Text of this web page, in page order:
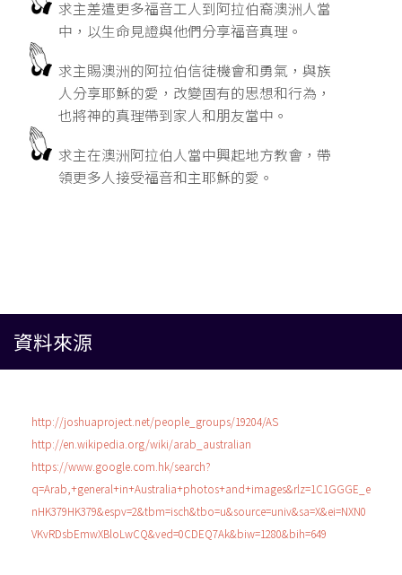
求主差遣更多福音工人到阿拉伯裔澳洲人當
中，以生命見證與他們分享福音真理。
求主賜澳洲的阿拉伯信徒機會和勇氣，與族
人分享耶穌的愛，改變固有的思想和行為，
也將神的真理帶到家人和朋友當中。
求主在澳洲阿拉伯人當中興起地方教會，帶
領更多人接受福音和主耶穌的愛。
資料來源
http://joshuaproject.net/people_groups/19204/AS
http://en.wikipedia.org/wiki/arab_australian
https://www.google.com.hk/search?
q=Arab,+general+in+Australia+photos+and+images&rlz=1C1GGGE_e
nHK379HK379&espv=2&tbm=isch&tbo=u&source=univ&sa=X&ei=NXN0
VKvRDsbEmwXBloLwCQ&ved=0CDEQ7Ak&biw=1280&bih=649